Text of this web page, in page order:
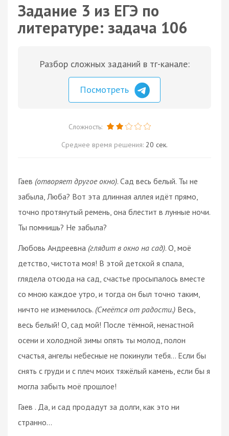
Задание 3 из ЕГЭ по
литературе: задача 106
Разбор сложных заданий в тг-канале:
Посмотреть
Сложность:
Среднее время решения: 20 сек.
Гаев (отворяет другое окно). Сад весь белый. Ты не
забыла, Люба? Вот эта длинная аллея идёт прямо,
точно протянутый ремень, она блестит в лунные ночи.
Ты помнишь? Не забыла?
Любовь Андреевна (глядит в окно на сад). О, моё
детство, чистота моя! В этой детской я спала,
глядела отсюда на сад, счастье просыпалось вместе
со мною каждое утро, и тогда он был точно таким,
ничто не изменилось. (Смеётся от радости.) Весь,
весь белый! О, сад мой! После тёмной, ненастной
осени и холодной зимы опять ты молод, полон
счастья, ангелы небесные не покинули тебя… Если бы
снять с груди и с плеч моих тяжёлый камень, если бы я
могла забыть моё прошлое!
Гаев . Да, и сад продадут за долги, как это ни
странно…